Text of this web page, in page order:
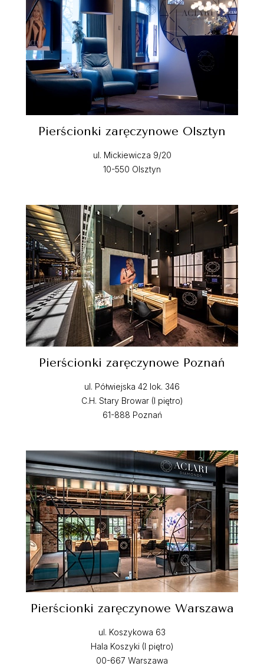
Pierścionki zaręczynowe Olsztyn
ul. Mickiewicza 9/20
10-550 Olsztyn
Pierścionki zaręczynowe Poznań
ul. Półwiejska 42 lok. 346
C.H. Stary Browar (I piętro)
61-888 Poznań
Pierścionki zaręczynowe Warszawa
ul. Koszykowa 63
Hala Koszyki (I piętro)
00-667 Warszawa